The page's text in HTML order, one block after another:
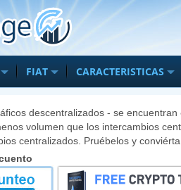
FIAT CARACTERISTICAS
descentralizados - se
volumen que los intercambios
centralizados. Pruébelos y